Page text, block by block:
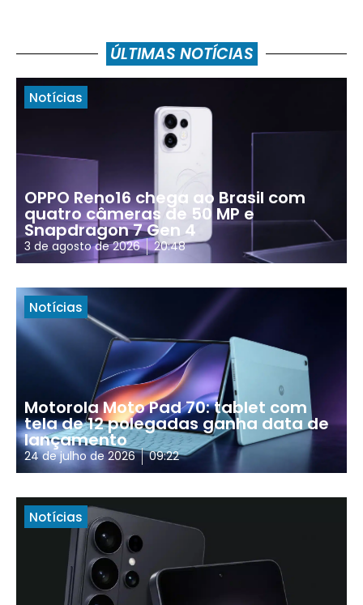
ÚLTIMAS NOTÍCIAS
Notícias
OPPO Reno16 chega ao Brasil com
quatro câmeras de 50 MP e
Snapdragon 7 Gen 4
3 de agosto de 2026 20:48
Notícias
Motorola Moto Pad 70: tablet com
tela de 12 polegadas ganha data de
lançamento
24 de julho de 2026 09:22
Notícias